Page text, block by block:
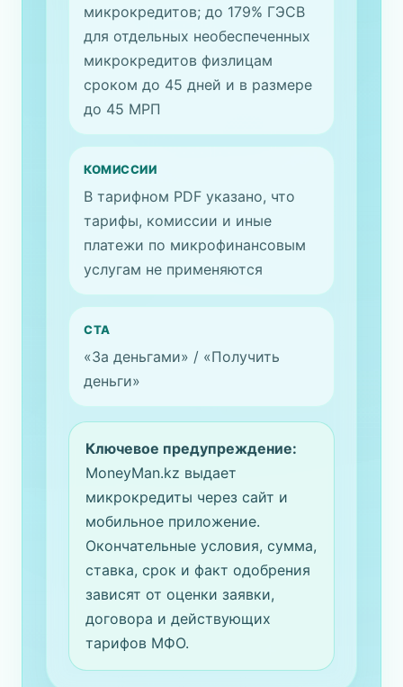
микрокредитов; до 179% ГЭСВ
для отдельных необеспеченных
микрокредитов физлицам
сроком до 45 дней и в размере
до 45 МРП
КОМИССИИ
В тарифном PDF указано, что
тарифы, комиссии и иные
платежи по микрофинансовым
услугам не применяются
CTA
«За деньгами» / «Получить
деньги»
Ключевое предупреждение:
MoneyMan.kz выдает
микрокредиты через сайт и
мобильное приложение.
Окончательные условия, сумма,
ставка, срок и факт одобрения
зависят от оценки заявки,
договора и действующих
тарифов МФО.